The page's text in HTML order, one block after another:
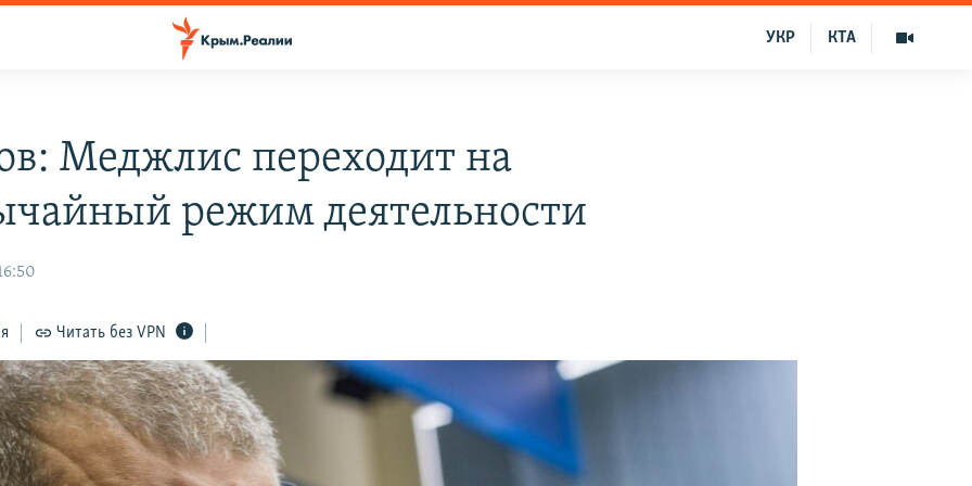
КТА
УКР
Меджлис переходит на
режим деятельности
Читать без VPN